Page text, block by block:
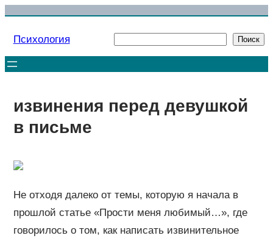
Перейти
Психология Поиск
извинения перед девушкой
в письме
Не отходя далеко от темы, которую я начала в
прошлой статье «Прости меня любимый…», где
говорилось о том, как написать извинительное